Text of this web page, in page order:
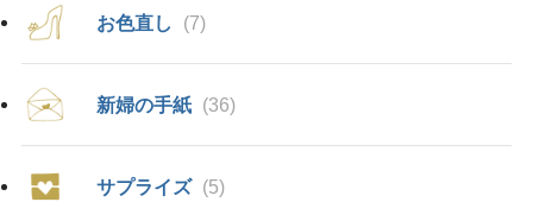
お色直し (7)
新婦の手紙 (36)
サプライズ (5)